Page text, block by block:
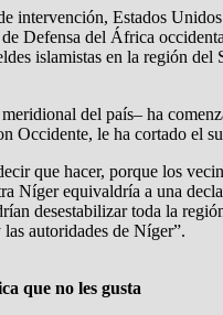
intervención, Estados
del África
islamistas en la región
del país– ha
Occidente, le ha cortado el
que hacer, porque los
Níger equivaldría a una
desestabilizar toda la
autoridades de Níger”.
que no les gusta